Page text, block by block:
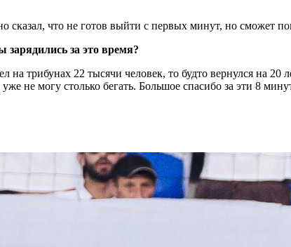
что не готов выйти с первых минут, но сможет
за это время?
на трибунах 22 тысячи человек, то будто вернулся на
не могу столько бегать. Большое спасибо за эти 8